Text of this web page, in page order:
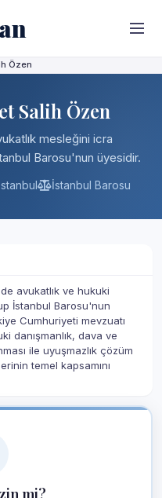
Özen
Salih Özen
mesleğini icra
Barosu'nun üyesidir.
İstanbul Barosu
avukatlık ve hukuki
İstanbul Barosu'nun
Cumhuriyeti mevzuatı
danışmanlık, dava ve
ile uyuşmazlık çözüm
temel kapsamını
mi?